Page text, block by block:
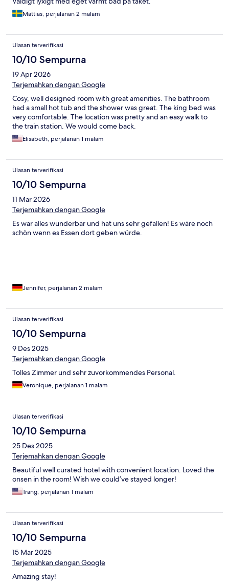
Mattias, perjalanan 2 malam
Ulasan terverifikasi
10/10 Sempurna
19 Apr 2026
Terjemahkan dengan Google
Cosy, well designed room with great amenities. The bathroom
had a small hot tub and the shower was great. The king bed was
very comfortable. The location was pretty and an easy walk to
the train station. We would come back.
Elisabeth, perjalanan 1 malam
Ulasan terverifikasi
10/10 Sempurna
11 Mar 2026
Terjemahkan dengan Google
Es war alles wunderbar und hat uns sehr gefallen! Es wäre noch
schön wenn es Essen dort geben würde.
Jennifer, perjalanan 2 malam
Ulasan terverifikasi
10/10 Sempurna
9 Des 2025
Terjemahkan dengan Google
Tolles Zimmer und sehr zuvorkommendes Personal.
Veronique, perjalanan 1 malam
Ulasan terverifikasi
10/10 Sempurna
25 Des 2025
Terjemahkan dengan Google
Beautiful well curated hotel with convenient location. Loved the
onsen in the room! Wish we could’ve stayed longer!
Trang, perjalanan 1 malam
Ulasan terverifikasi
10/10 Sempurna
15 Mar 2025
Terjemahkan dengan Google
Amazing stay!